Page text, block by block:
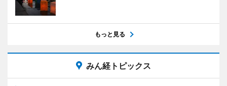
もっと見る
みん経トピックス